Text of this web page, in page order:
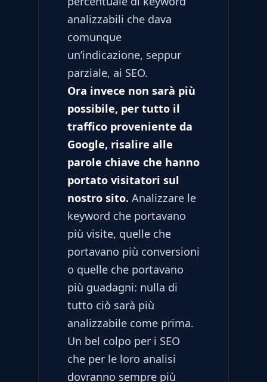
analizzabili che dava
comunque
un’indicazione, seppur
parziale, ai SEO.
Ora invece non sarà più
possibile, per tutto il
traffico proveniente da
Google, risalire alle
parole chiave che hanno
portato visitatori sul
nostro sito. Analizzare le
keyword che portavano
più visite, quelle che
portavano più conversioni
o quelle che portavano
più guadagni: nulla di
tutto ciò sarà più
analizzabile come prima.
Un bel colpo per i SEO
che per le loro analisi
dovranno sempre più